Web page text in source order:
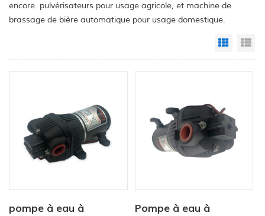
encore. pulvérisateurs pour usage agricole, et machine de
brassage de bière automatique pour usage domestique.
Grid
pompe à eau à
Pompe à eau à